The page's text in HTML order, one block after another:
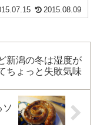
した。いままで魚肉を
セージを作ったこと
2015.08.09
新潟の冬は湿度が
ちょっと失敗気味
ソ